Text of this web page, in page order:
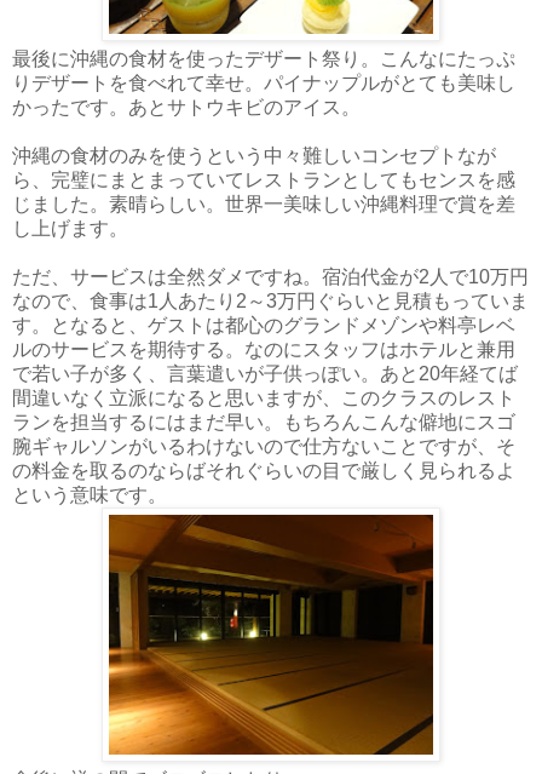
最後に沖縄の食材を使ったデザート祭り。こんなにたっぷ
りデザートを食べれて幸せ。パイナップルがとても美味し
かったです。あとサトウキビのアイス。
沖縄の食材のみを使うという中々難しいコンセプトなが
ら、完璧にまとまっていてレストランとしてもセンスを感
じました。素晴らしい。世界一美味しい沖縄料理で賞を差
し上げます。
ただ、サービスは全然ダメですね。宿泊代金が2人で10万円
なので、食事は1人あたり2～3万円ぐらいと見積もっていま
す。となると、ゲストは都心のグランドメゾンや料亭レベ
ルのサービスを期待する。なのにスタッフはホテルと兼用
で若い子が多く、言葉遣いが子供っぽい。あと20年経てば
間違いなく立派になると思いますが、このクラスのレスト
ランを担当するにはまだ早い。もちろんこんな僻地にスゴ
腕ギャルソンがいるわけないので仕方ないことですが、そ
の料金を取るのならばそれぐらいの目で厳しく見られるよ
という意味です。